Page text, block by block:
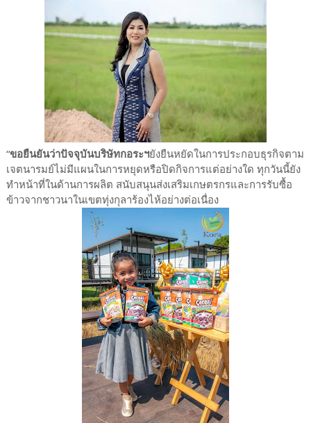
“ขอยืนยันว่าปัจจุบันบริษัทกอระฯยังยืนหยัดในการประกอบธุรกิจตาม
เจตนารมย์ไม่มีแผนในการหยุดหรือปิดกิจการแต่อย่างใด ทุกวันนี้ยัง
ทำหน้าที่ในด้านการผลิต สนับสนุนส่งเสริมเกษตรกรและการรับซื้อ
ข้าวจากชาวนาในเขตทุ่งกุลาร้องไห้อย่างต่อเนื่อง